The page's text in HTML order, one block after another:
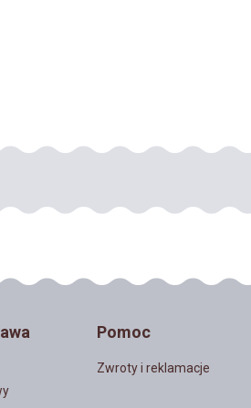
Pomoc
Zwroty i reklamacje